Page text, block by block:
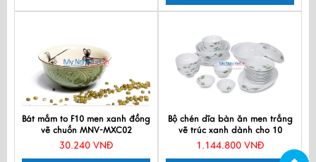
Bát mắm to F10 men xanh đồng
vẽ chuồn MNV-MXC02
30.240 VNĐ
Bộ chén dĩa bàn ăn men trắng
vẽ trúc xanh dành cho 10
người MNV-BBA02-8
1.144.800 VNĐ